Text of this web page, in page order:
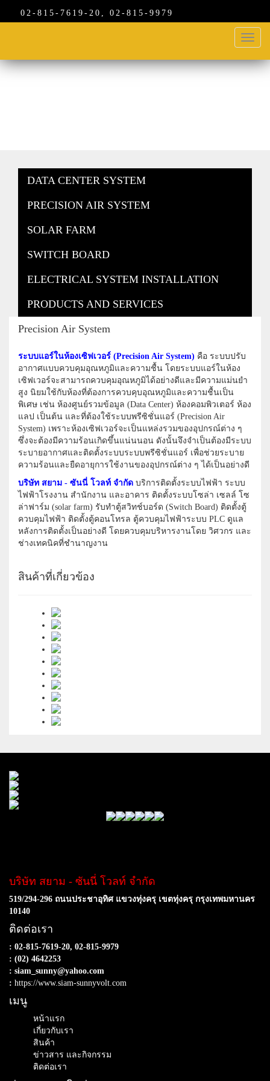
02-815-7619-20, 02-815-9979
Toggle
DATA CENTER SYSTEM
PRECISION AIR SYSTEM
SOLAR FARM
SWITCH BOARD
ELECTRICAL SYSTEM INSTALLATION
PRODUCTS AND SERVICES
Precision Air System
ระบบแอร์ในห้องเซิฟเวอร์ (Precision Air System) คือ ระบบปรับ
อากาศแบบควบคุมอุณหภูมิและความชื้น โดยระบบแอร์ในห้อง
เซิฟเวอร์จะสามารถควบคุมอุณหภูมิได้อย่างดีและมีความแม่นยำ
สูง นิยมใช้กับห้องที่ต้องการควบคุบอุณหภูมิและความชื้นเป็น
พิเศษ เช่น ห้องศูนย์รวมข้อมูล (Data Center) ห้องคอมพิวเตอร์ ห้อง
แลป เป็นต้น และที่ต้องใช้ระบบพรีซิชั่นแอร์ (Precision Air
System) เพราะห้องเซิฟเวอร์จะเป็นแหล่งรวมของอุปกรณ์ต่าง ๆ
ซึ่งจะต้องมีความร้อนเกิดขึ้นแน่นนอน ดังนั้นจึงจำเป็นต้องมีระบบ
ระบายอากาศและติดตั้งระบบระบบพรีซิชั่นแอร์ เพื่อช่วยระบาย
ความร้อนและยืดอายุการใช้งานของอุปกรณ์ต่าง ๆ ได้เป็นอย่างดี
บริษัท สยาม - ซันนี่ โวลท์ จำกัด บริการติดตั้งระบบไฟฟ้า ระบบ
ไฟฟ้าโรงงาน สำนักงาน และอาคาร ติดตั้งระบบโซล่า เซลล์ โซ
ล่าฟาร์ม (solar farm) รับทำตู้สวิทช์บอร์ด (Switch Board) ติดตั้งตู้
ควบคุมไฟฟ้า ติดตั้งตู้คอนโทรล ตู้ควบคุมไฟฟ้าระบบ PLC ดูแล
หลังการติดตั้งเป็นอย่างดี โดยควบคุมบริหารงานโดย วิศวกร และ
ช่างเทคนิคที่ชำนาญงาน
สินค้าที่เกี่ยวข้อง
บริษัท สยาม - ซันนี่ โวลท์ จำกัด
519/294-296 ถนนประชาอุทิศ แขวงทุ่งครุ เขตทุ่งครุ กรุงเทพมหานคร
10140
ติดต่อเรา
: 02-815-7619-20, 02-815-9979
: (02) 4642253
: siam_sunny@yahoo.com
: https://www.siam-sunnyvolt.com
เมนู
หน้าแรก
เกี่ยวกับเรา
สินค้า
ข่าวสาร และกิจกรรม
ติดต่อเรา